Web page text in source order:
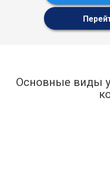
Основные виды